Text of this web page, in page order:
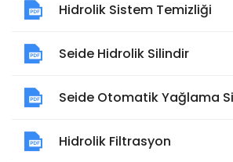
Hidrolik Sistem Temizliği
Seide Hidrolik Silindir
Seide Otomatik Yağlama
Hidrolik Filtrasyon